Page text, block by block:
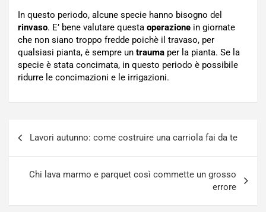
In questo periodo, alcune specie hanno bisogno del
rinvaso. E’ bene valutare questa operazione in giornate
che non siano troppo fredde poichè il travaso, per
qualsiasi pianta, è sempre un trauma per la pianta. Se la
specie è stata concimata, in questo periodo è possibile
ridurre le concimazioni e le irrigazioni.
Lavori autunno: come costruire una carriola fai da te
Chi lava marmo e parquet così commette un grosso
errore